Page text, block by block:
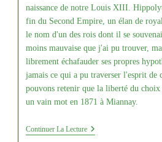
naissance de notre Louis XIII.
fin du Second Empire, un élan de
le nom d'un des rois dont il se
moins mauvaise que j'ai pu trouver,
librement échafauder ses propres
jamais ce qui a pu traverser l'esprit de
pouvons retenir que la liberté du choix
un vain mot en 1871 à Miannay.
Continuer La LectureLouis